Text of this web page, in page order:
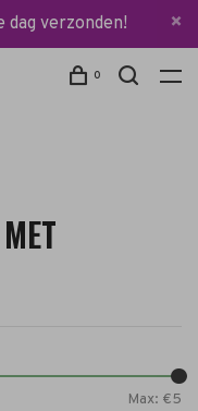
dag verzonden!
0
Max: €5